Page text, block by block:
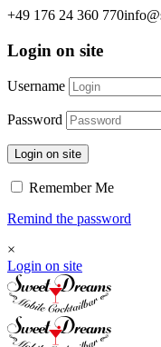
+49 176 24 360 770
Login on site
Username
Password
Login on site
Remember Me
Remind the password
×
Login on site